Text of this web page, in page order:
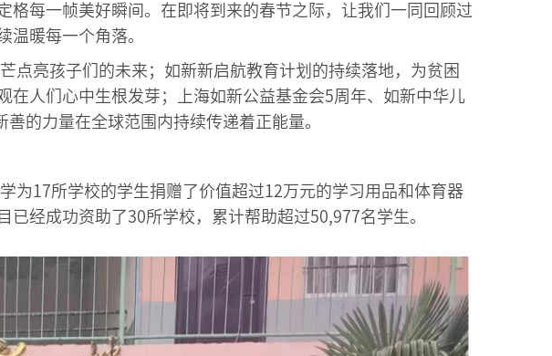
格每一帧美好瞬间。在即将到来的春节之际，让我们一同回顾过
温暖每一个角落。
点亮孩子们的未来；如新新启航教育计划的持续落地，为贫困
人们心中生根发芽；上海如新公益基金会5周年、如新中华儿
的力量在全球范围内持续传递着正能量。
为17所学校的学生捐赠了价值超过12万元的学习用品和体育器
经成功资助了30所学校，累计帮助超过50,977名学生。